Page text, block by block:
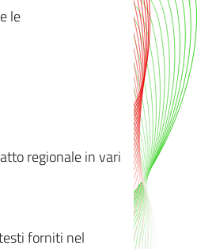
le
regionale in vari
forniti nel